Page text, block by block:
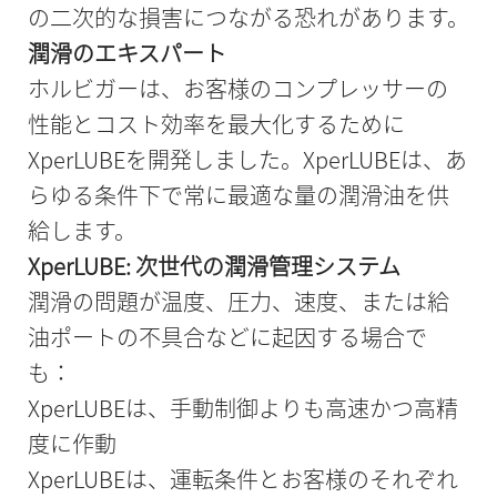
の二次的な損害につながる恐れがあります。
潤滑のエキスパート
ホルビガーは、お客様のコンプレッサーの
性能とコスト効率を最大化するために
XperLUBEを開発しました。XperLUBEは、あ
らゆる条件下で常に最適な量の潤滑油を供
給します。
XperLUBE: 次世代の潤滑管理システム
潤滑の問題が温度、圧力、速度、または給
油ポートの不具合などに起因する場合で
も：
XperLUBEは、手動制御よりも高速かつ高精
度に作動
XperLUBEは、運転条件とお客様のそれぞれ